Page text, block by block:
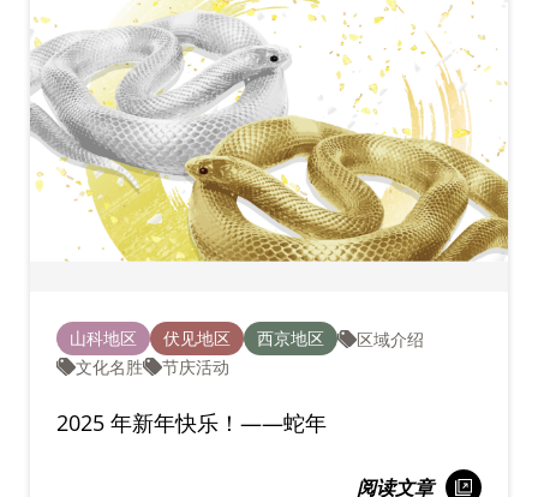
山科地区 伏见地区 西京地区
区域介绍
文化名胜
节庆活动
2025 年新年快乐！——蛇年
阅读文章